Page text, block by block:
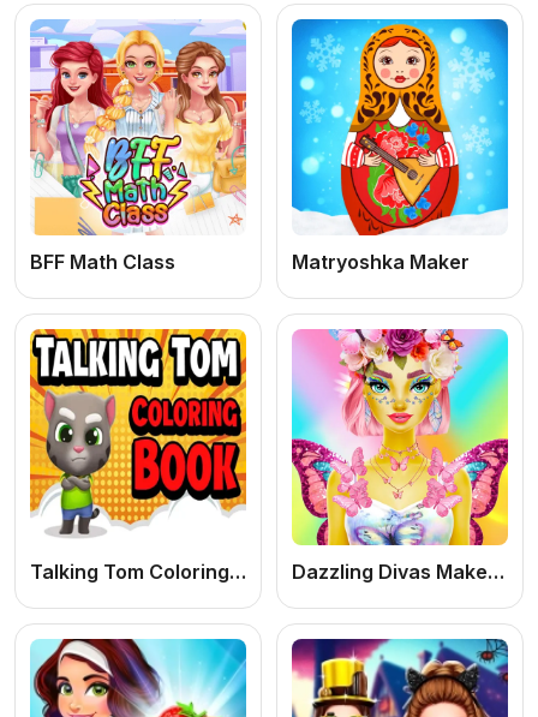
BFF Math Class Matryoshka Maker
Talking Tom Coloring Books Dazzling Divas Makeup